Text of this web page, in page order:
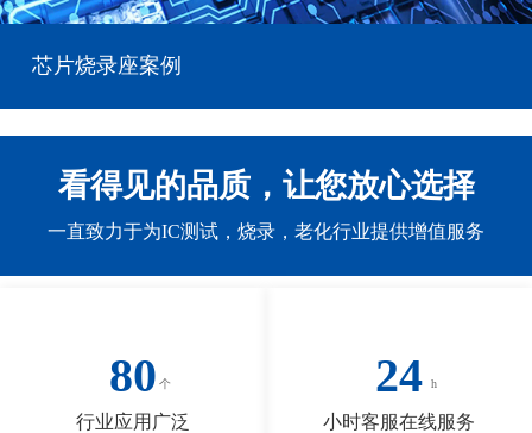
芯片烧录座案例
看得见的品质，让您放心选择
一直致力于为IC测试，烧录，老化行业提供增值服务
80
行业应用广泛
24
小时客服在线服务